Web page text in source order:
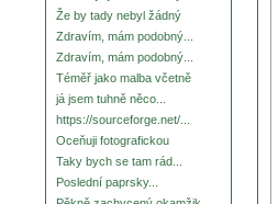
Že by tady nebyl žádný
Zdravím, mám podobný...
Zdravím, mám podobný...
Téměř jako malba včetně
já jsem tuhně něco...
https://sourceforge.net/...
Oceňuji fotografickou
Taky bych se tam rád...
Poslední paprsky...